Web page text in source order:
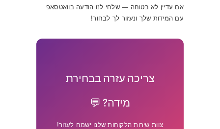
אם עדיין לא בטוחה — שלחי לנו הודעה בוואטסאפ
עם המידות שלך ונעזור לך לבחור!
צריכה עזרה בבחירת
מידה? 💬
צוות שירות הלקוחות שלנו ישמח לעזור!